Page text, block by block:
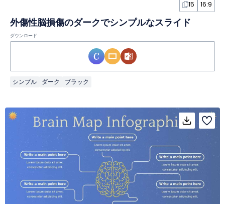
15 16:9
外傷性脳損傷のダークでシンプルなスライド
ダウンロード
シンプル ダーク ブラック